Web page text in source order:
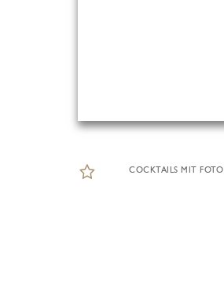
COCKTAILS MIT FOTO